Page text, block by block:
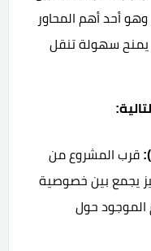
وهو أحد أهم المحاور
يمنح سهولة تنقل
قرب المشروع من
يجمع بين خصوصية
الموجود حول